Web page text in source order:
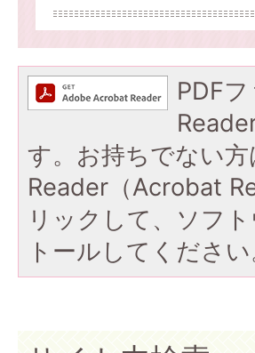
PDF
す。お持ちでない
Reader（Acrobat
リックして、ソフ
トールしてください